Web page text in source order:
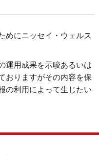
めにニッセイ・ウェルス
運用成果を示唆あるいは
おりますがその内容を保
の利用によって生じたい